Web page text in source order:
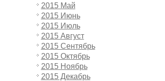
2015 Май
2015 Июнь
2015 Июль
2015 Август
2015 Сентябрь
2015 Октябрь
2015 Ноябрь
2015 Декабрь